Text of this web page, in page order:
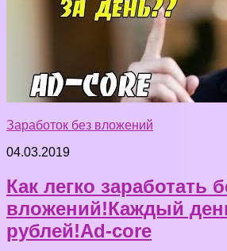
Заработок без вложений
04.03.2019
Как легко заработать
вложений!Каждый
рублей!Ad-core